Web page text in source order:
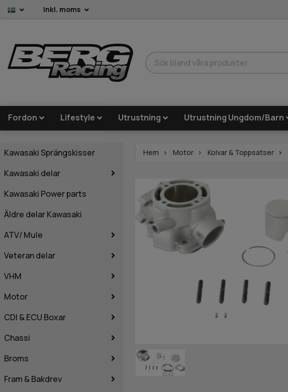
Inkl. moms
Fordon Lifestyle Utrustning Utrustning Ungdom/Barn
Kawasaki Sprängskisser
Kawasaki delar
Kawasaki Power parts
Äldre delar Kawasaki
ATV/ Mule
Veteran delar
VHM
Motor
CDI & ECU Boxar
Chassi
Broms
Fram & Bakdrev
Hem Motor Kolvar & Toppsatser